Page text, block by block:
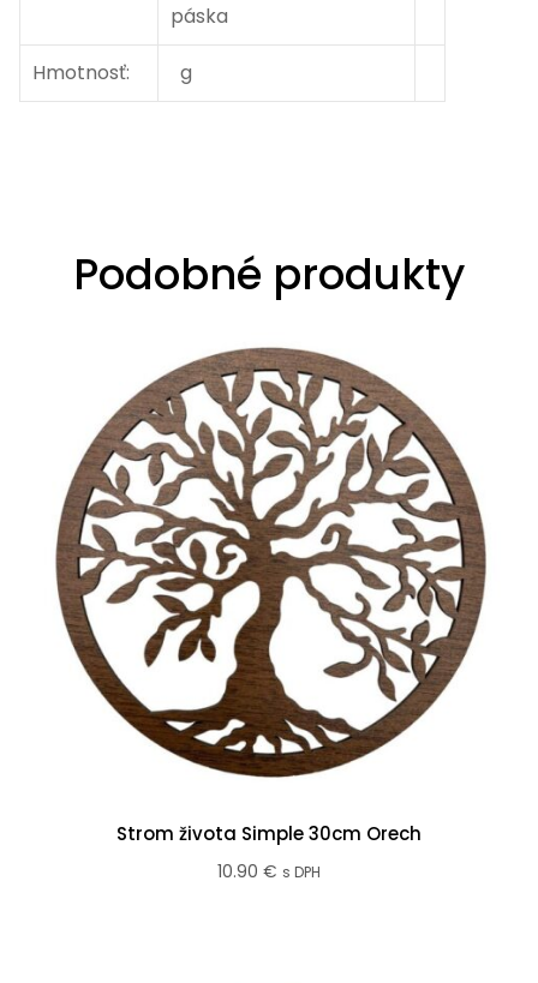
páska
Hmotnosť: g
Podobné produkty
Strom života Simple 30cm Orech
10.90 € s DPH